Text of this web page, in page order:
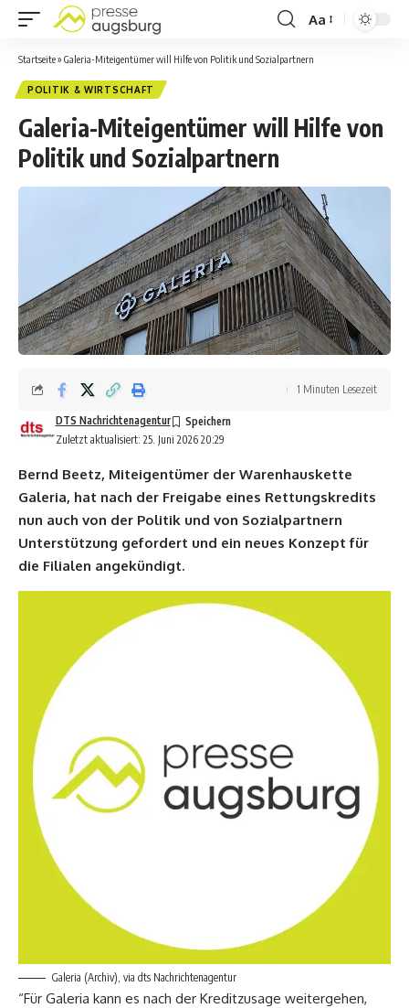
Aa
Startseite» Galeria-Miteigentümer will Hilfe von Politik und Sozialpartnern
POLITIK & WIRTSCHAFT
Galeria-Miteigentümer will Hilfe von
Politik und Sozialpartnern
Zuletzt aktualisiert: 25. Juni 2026 20:29
DTS Nachrichtenagentur
1 Minuten Lesezeit
Bernd Beetz, Miteigentümer der Warenhauskette
Galeria, hat nach der Freigabe eines Rettungskredits
nun auch von der Politik und von Sozialpartnern
Unterstützung gefordert und ein neues Konzept für
die Filialen angekündigt.
Galeria (Archiv), via dts Nachrichtenagentur
“Für Galeria kann es nach der Kreditzusage weitergehen,